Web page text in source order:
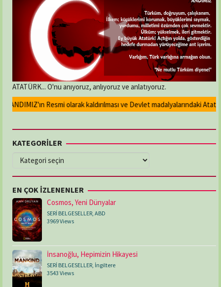
ATATÜRK... O'nu anıyoruz, anlıyoruz ve anlatıyoruz.
Resmi olarak kaldırılması ve Devlet madalyalarındaki Atatürk
KATEGORİLER
KATEGORİLER
EN ÇOK İZLENENLER
Cosmos, Yeni Dünyalar
SERİ BELGESELLER ABD
3969 Views
İnsanoğlu, Hepimizin Hikayesi
SERİ BELGESELLER İngiltere
3543 Views